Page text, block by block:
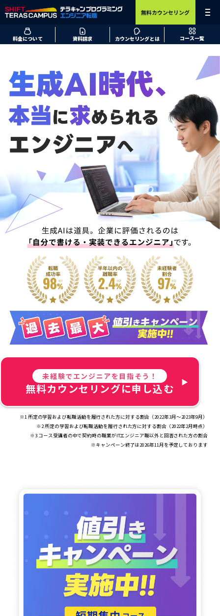
無料カウンセリング
料金について 資料請求 カウンセリングとは コース一覧
未経験でエンジニアを目指そう！
無料カウンセリングに申し込む
※1 所定の学習および転職活動を履行された方に対する割合（2022年3月～2023年9月）
※2 所定の学習および転職活動を履行された方に対する割合（2022年2月時点）
※3 コース受講者の中で契約時の職業がITエンジニア職以外と回答された方の割合
※キャンペーン終了は2026年11月を予定しております